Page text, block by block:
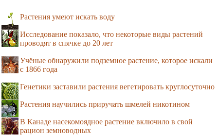
Растения умеют искать воду
Исследование показало, что некоторые виды растений
проводят в спячке до 20 лет
Учёные обнаружили подземное растение, которое искали
с 1866 года
Генетики заставили растения вегетировать круглосуточно
Растения научились приручать шмелей никотином
В Канаде насекомоядное растение включило в свой
рацион земноводных